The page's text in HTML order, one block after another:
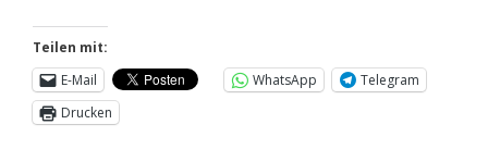
Teilen mit:
E-Mail
WhatsApp
Telegram
Drucken